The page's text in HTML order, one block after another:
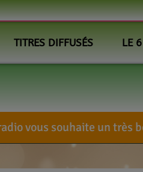
TITRES DIFFUSÉS LE
un très bel été !